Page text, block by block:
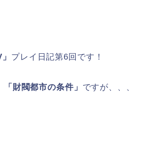
プレイ日記第6回です！
「財閥都市の条件」 ですが、、、